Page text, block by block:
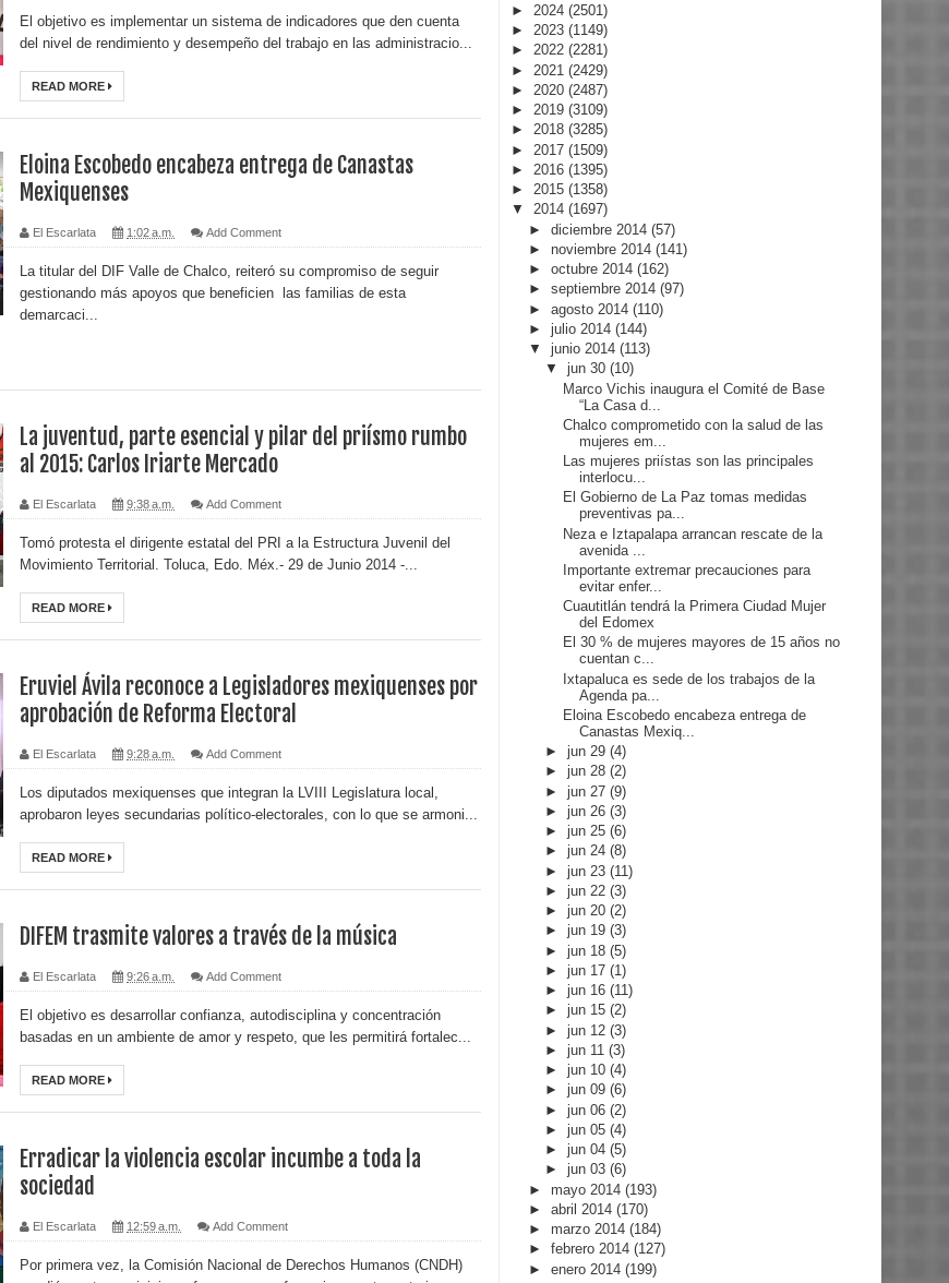
El objetivo es implementar un sistema de indicadores que den cuenta
del nivel de rendimiento y desempeño del trabajo en las administracio...
READ MORE
Eloina Escobedo encabeza entrega de Canastas
Mexiquenses
El Escarlata 1:02 a.m. Add Comment
La titular del DIF Valle de Chalco, reiteró su compromiso de seguir
gestionando más apoyos que beneficien las familias de esta
demarcaci...
La juventud, parte esencial y pilar del priísmo rumbo
al 2015: Carlos Iriarte Mercado
El Escarlata 9:38 a.m. Add Comment
Tomó protesta el dirigente estatal del PRI a la Estructura Juvenil del
Movimiento Territorial. Toluca, Edo. Méx.- 29 de Junio 2014 -...
READ MORE
Eruviel Ávila reconoce a Legisladores mexiquenses por
aprobación de Reforma Electoral
El Escarlata 9:28 a.m. Add Comment
Los diputados mexiquenses que integran la LVIII Legislatura local,
aprobaron leyes secundarias político-electorales, con lo que se armoni...
READ MORE
DIFEM trasmite valores a través de la música
El Escarlata 9:26 a.m. Add Comment
El objetivo es desarrollar confianza, autodisciplina y concentración
basadas en un ambiente de amor y respeto, que les permitirá fortalec...
READ MORE
Erradicar la violencia escolar incumbe a toda la
sociedad
El Escarlata 12:59 a.m. Add Comment
Por primera vez, la Comisión Nacional de Derechos Humanos (CNDH)
► 2024 (2501)
► 2023 (1149)
► 2022 (2281)
► 2021 (2429)
► 2020 (2487)
► 2019 (3109)
► 2018 (3285)
► 2017 (1509)
► 2016 (1395)
► 2015 (1358)
▼ 2014 (1697)
► diciembre 2014 (57)
► noviembre 2014 (141)
► octubre 2014 (162)
► septiembre 2014 (97)
► agosto 2014 (110)
► julio 2014 (144)
▼ junio 2014 (113)
▼jun 30(10)
Marco Vichis inaugura el Comité de Base
“La Casa d...
Chalco comprometido con la salud de las
mujeres em...
Las mujeres priístas son las principales
interlocu...
El Gobierno de La Paz tomas medidas
preventivas pa...
Neza e Iztapalapa arrancan rescate de la
avenida ...
Importante extremar precauciones para
evitar enfer...
Cuautitlán tendrá la Primera Ciudad Mujer
del Edomex
El 30 % de mujeres mayores de 15 años no
cuentan c...
Ixtapaluca es sede de los trabajos de la
Agenda pa...
Eloina Escobedo encabeza entrega de
Canastas Mexiq...
►jun 29(4)
►jun 28(2)
►jun 27(9)
►jun 26(3)
►jun 25(6)
►jun 24(8)
►jun 23(11)
►jun 22(3)
►jun 20(2)
►jun 19(3)
►jun 18(5)
►jun 17(1)
►jun 16(11)
►jun 15(2)
►jun 12(3)
►jun 11(3)
►jun 10(4)
►jun 09(6)
►jun 06(2)
►jun 05(4)
►jun 04(5)
►jun 03(6)
► mayo 2014 (193)
► abril 2014 (170)
► marzo 2014 (184)
► febrero 2014 (127)
► enero 2014 (199)